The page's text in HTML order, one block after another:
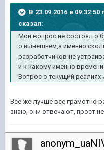
В 23.09.2016 в
сказал:
Мой вопрос не состоял о
о нынешнем,а именно
разработчиков не
и к какому именно
Вопрос о текущий реалиях
Все же лучше все грамотно
знаю, они отвечают, прост